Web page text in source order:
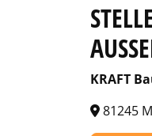
KRAFT
81245